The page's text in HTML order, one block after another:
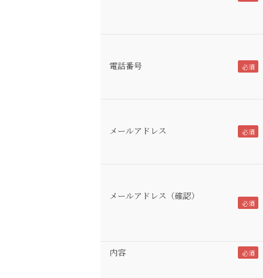
電話番号
メールアドレス
メールアドレス（確認）
内容